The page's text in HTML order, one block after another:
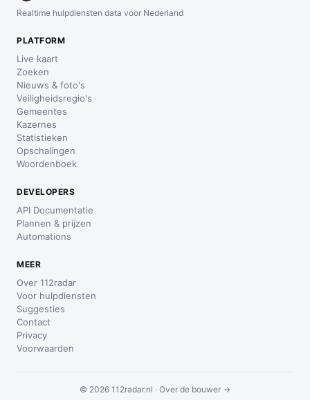
Realtime hulpdiensten data voor Nederland
PLATFORM
Live kaart
Zoeken
Nieuws & foto's
Veiligheidsregio's
Gemeentes
Kazernes
Statistieken
Opschalingen
Woordenboek
DEVELOPERS
API Documentatie
Plannen & prijzen
Automations
MEER
Over 112radar
Voor hulpdiensten
Suggesties
Contact
Privacy
Voorwaarden
© 2026 112radar.nl · Over de bouwer →